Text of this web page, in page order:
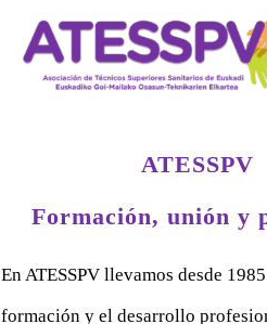
ATESSPV
Formación, unión y
En ATESSPV llevamos desde
formación y el desarrollo